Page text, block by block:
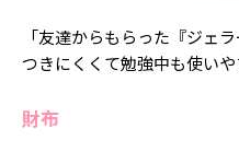
「友達からもらった『ジェ
つきにくくて勉強中も使いや
財布